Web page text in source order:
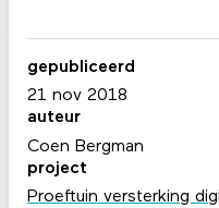
gepubliceerd
21 nov 2018
auteur
Coen Bergman
project
Proeftuin versterking